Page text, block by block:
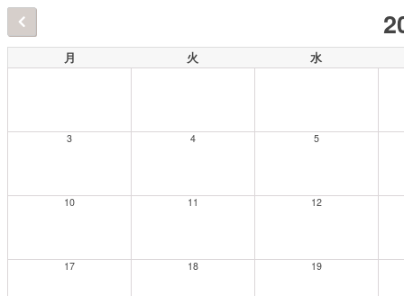
月 火 水
3 4 5
10 11 12
17 18 19